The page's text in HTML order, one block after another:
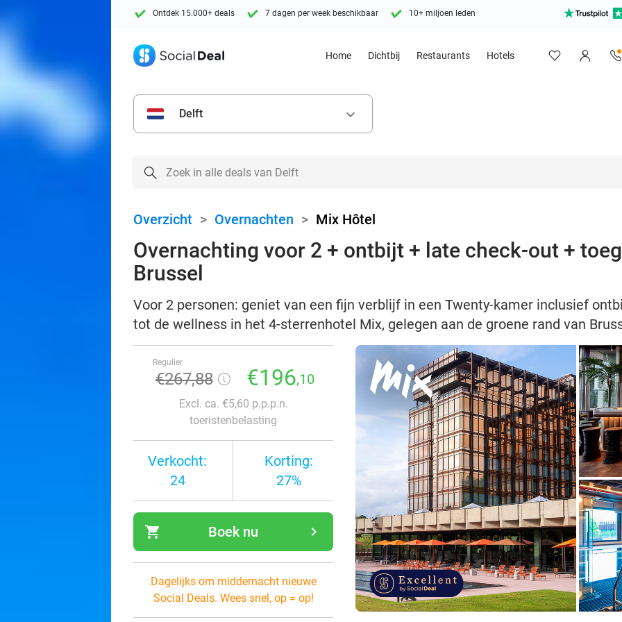
Ontdek 15.000+ deals 7 dagen per week beschikbaar 10+ miljoen leden
Home Dichtbij Restaurants Hotels
Delft keyboard_arrow_down
Overzicht > Overnachten > Mix Hôtel
Overnachting voor 2 + ontbijt + late check-out +
Brussel
Voor 2 personen: geniet van een fijn verblijf in een Twenty-kamer inclusief
tot de wellness in het 4-sterrenhotel Mix, gelegen aan de groene rand van
Regulier
€267,88 €196,10
Excl. ca. €5,60 p.p.p.n.
toeristenbelasting
Verkocht:
24
Korting:
27%
shopping_cart navigate_next
Boek nu
Dagelijks om middernacht nieuwe
Social Deals. Wees snel, op = op!